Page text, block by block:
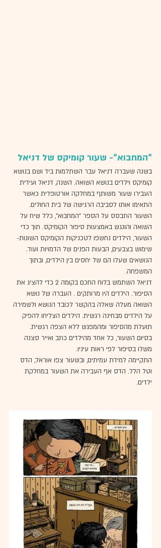
"המחבוא"- שעור קומיקס של דניאל
בשנה שעברה דניאל עבר השתלמות ביד ושם בנושא
קומיקס וילדים בנושא השואה. השנה, דניאל ועידית
העבירו שעור משותף במחלקה אורטופדית כאשר
התאימו אותו לסביבה הרגישה של בית החולים.
השעור התבסס על הספר "המחבוא", כלל שיח על
השואה והונגש באמצעות סיפור הקומיקס. תוך כדי
השעור, הילדים נחשפו לטכניקות הקומיקס השונות-
שימוש בצבעים, הבעות הפנים של הדמויות ועוד.
הנושאים שעלו הם של יחסים בין הילדים, ובתוך
המשפחה.
דניאל השתמש בלוח החכם בקומה 2 כדי להציג את
הסיפור. הילדים היו מרותקים . העברה של נושא
השואה מעלה שאלה בהקשר לכובד הנושא ולשמירה
על הילדים מבחינה רגשית. הילדים הצליחו להפיק
תועלת מהסיפור ומהמפגש ללא הצפה רגשית.
בסיום השעור, כל אחד מהילדים כתב ואייר סצנה
משלו בסיפור לפי ראות עיניו.
התקיימה למידת עמיתים, ובשעור צפו אוראל, הדס
וטל הלל. הדס אף העבירה את השעור במחלקת
ילדים.